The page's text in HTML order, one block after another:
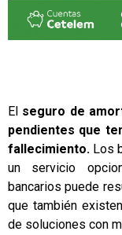
El seguro de
pendientes que
fallecimiento. Los
un servicio
bancarios puede
que también
de soluciones con